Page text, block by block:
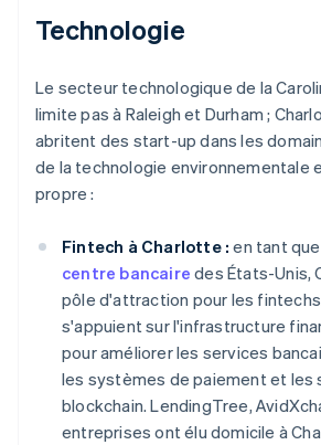
Technologie
Le secteur technologique de la
limite pas à Raleigh et Durham ;
abritent des start-up dans les
de la technologie environnementale
propre :
Fintech à Charlotte : en tant que
centre bancaire des États-Unis,
pôle d'attraction pour les
s'appuient sur l'infrastructure
pour améliorer les services
les systèmes de paiement et les
blockchain. LendingTree,
entreprises ont élu domicile à